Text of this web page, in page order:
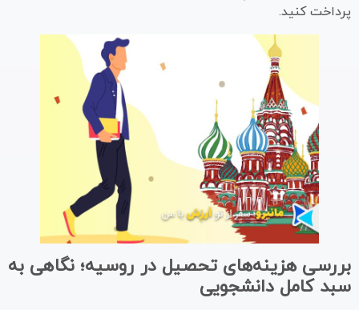
پرداخت کنید.
بررسی هزینه‌های تحصیل در روسیه؛ نگاهی به
سبد کامل دانشجویی